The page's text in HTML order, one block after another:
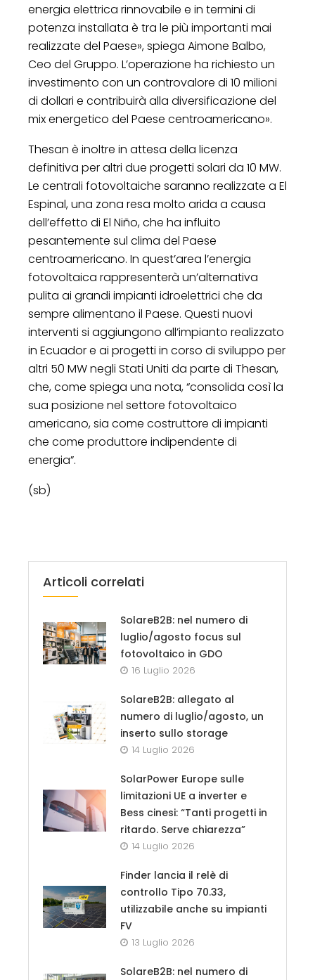
energia elettrica rinnovabile e in termini di
potenza installata è tra le più importanti mai
realizzate del Paese», spiega Aimone Balbo,
Ceo del Gruppo. L’operazione ha richiesto un
investimento con un controvalore di 10 milioni
di dollari e contribuirà alla diversificazione del
mix energetico del Paese centroamericano».
Thesan è inoltre in attesa della licenza
definitiva per altri due progetti solari da 10 MW.
Le centrali fotovoltaiche saranno realizzate a El
Espinal, una zona resa molto arida a causa
dell’effetto di El Niño, che ha influito
pesantemente sul clima del Paese
centroamericano. In quest’area l’energia
fotovoltaica rappresenterà un’alternativa
pulita ai grandi impianti idroelettrici che da
sempre alimentano il Paese. Questi nuovi
interventi si aggiungono all’impianto realizzato
in Ecuador e ai progetti in corso di sviluppo per
altri 50 MW negli Stati Uniti da parte di Thesan,
che, come spiega una nota, “consolida così la
sua posizione nel settore fotovoltaico
americano, sia come costruttore di impianti
che come produttore indipendente di
energia”.
(sb)
Articoli correlati
SolareB2B: nel numero di
luglio/agosto focus sul
fotovoltaico in GDO
16 Luglio 2026
SolareB2B: allegato al
numero di luglio/agosto, un
inserto sullo storage
14 Luglio 2026
SolarPower Europe sulle
limitazioni UE a inverter e
Bess cinesi: “Tanti progetti in
ritardo. Serve chiarezza”
14 Luglio 2026
Finder lancia il relè di
controllo Tipo 70.33,
utilizzabile anche su impianti
FV
13 Luglio 2026
SolareB2B: nel numero di